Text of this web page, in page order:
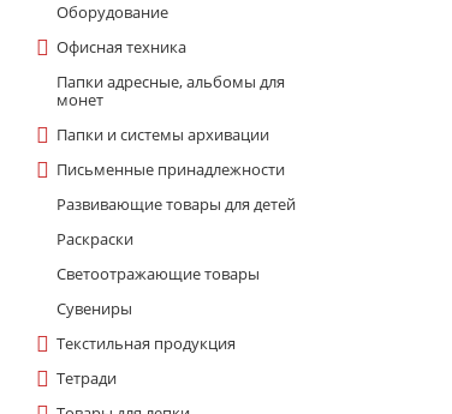
Оборудование
Офисная техника
Папки адресные, альбомы для
монет
Папки и системы архивации
Письменные принадлежности
Развивающие товары для детей
Раскраски
Светоотражающие товары
Сувениры
Текстильная продукция
Тетради